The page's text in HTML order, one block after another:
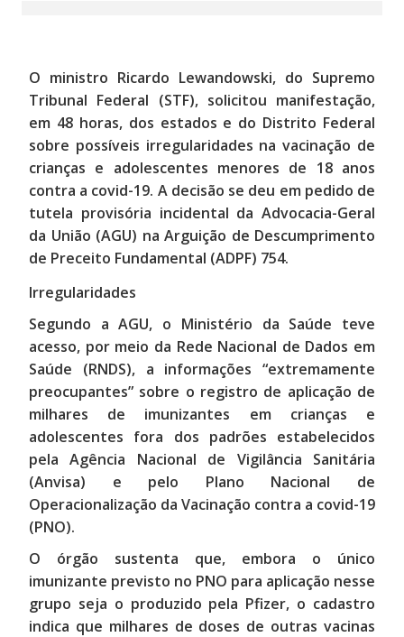
O ministro Ricardo Lewandowski, do Supremo
Tribunal Federal (STF), solicitou manifestação,
em 48 horas, dos estados e do Distrito Federal
sobre possíveis irregularidades na vacinação de
crianças e adolescentes menores de 18 anos
contra a covid-19. A decisão se deu em pedido de
tutela provisória incidental da Advocacia-Geral
da União (AGU) na Arguição de Descumprimento
de Preceito Fundamental (ADPF) 754.
Irregularidades
Segundo a AGU, o Ministério da Saúde teve
acesso, por meio da Rede Nacional de Dados em
Saúde (RNDS), a informações “extremamente
preocupantes” sobre o registro de aplicação de
milhares de imunizantes em crianças e
adolescentes fora dos padrões estabelecidos
pela Agência Nacional de Vigilância Sanitária
(Anvisa) e pelo Plano Nacional de
Operacionalização da Vacinação contra a covid-19
(PNO).
O órgão sustenta que, embora o único
imunizante previsto no PNO para aplicação nesse
grupo seja o produzido pela Pfizer, o cadastro
indica que milhares de doses de outras vacinas